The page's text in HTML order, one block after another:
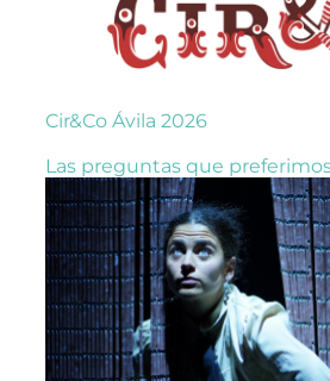
Cir&Co Ávila 2026
Las preguntas que